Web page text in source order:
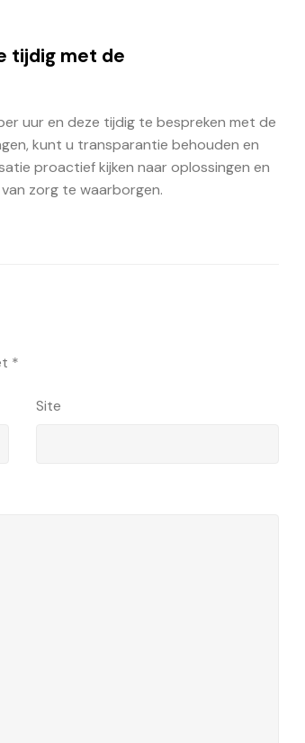
tijdig met de
uur en deze tijdig te bespreken met de
kunt u transparantie behouden en
proactief kijken naar oplossingen en
zorg te waarborgen.
*
Site